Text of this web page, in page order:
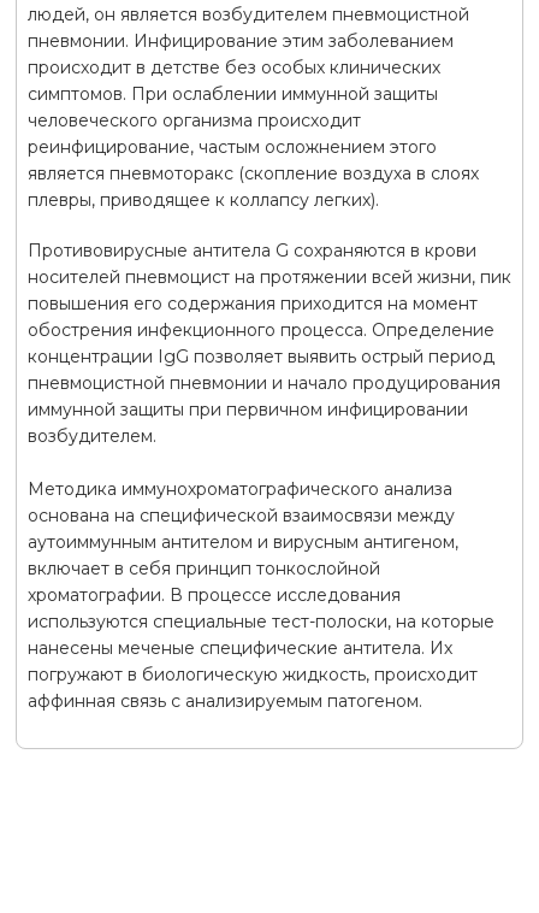
людей, он является возбудителем пневмоцистной
пневмонии. Инфицирование этим заболеванием
происходит в детстве без особых клинических
симптомов. При ослаблении иммунной защиты
человеческого организма происходит
реинфицирование, частым осложнением этого
является пневмоторакс (скопление воздуха в слоях
плевры, приводящее к коллапсу легких).
Противовирусные антитела G сохраняются в крови
носителей пневмоцист на протяжении всей жизни, пик
повышения его содержания приходится на момент
обострения инфекционного процесса. Определение
концентрации IgG позволяет выявить острый период
пневмоцистной пневмонии и начало продуцирования
иммунной защиты при первичном инфицировании
возбудителем.
Методика иммунохроматографического анализа
основана на специфической взаимосвязи между
аутоиммунным антителом и вирусным антигеном,
включает в себя принцип тонкослойной
хроматографии. В процессе исследования
используются специальные тест-полоски, на которые
нанесены меченые специфические антитела. Их
погружают в биологическую жидкость, происходит
аффинная связь с анализируемым патогеном.